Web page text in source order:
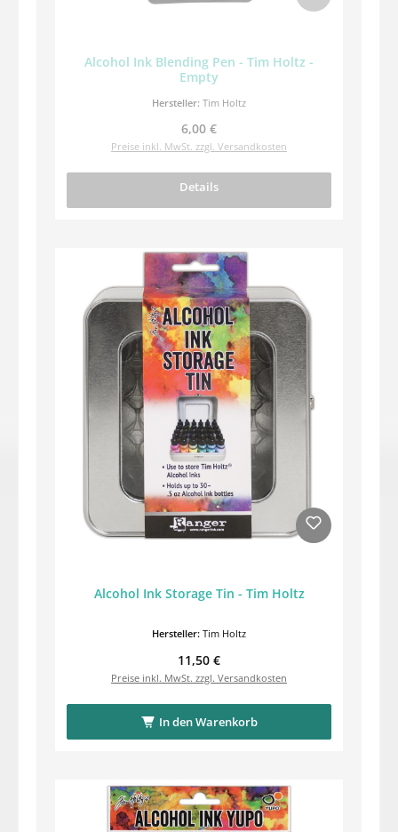
Alcohol Ink Blending Pen - Tim Holtz -
Empty
Hersteller: Tim Holtz
Regulärer Preis:
6,00 €
Preise inkl. MwSt. zzgl. Versandkosten
Details
Alcohol Ink Storage Tin - Tim Holtz
Hersteller: Tim Holtz
Regulärer Preis:
11,50 €
Preise inkl. MwSt. zzgl. Versandkosten
In den Warenkorb